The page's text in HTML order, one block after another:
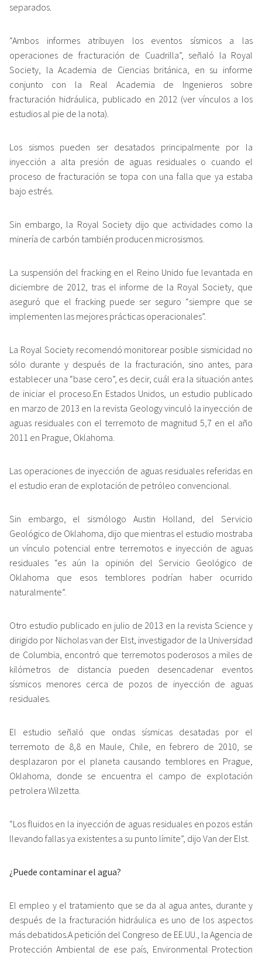
separados.
“Ambos informes atribuyen los eventos sísmicos a las
operaciones de fracturación de Cuadrilla”, señaló la Royal
Society, la Academia de Ciencias británica, en su informe
conjunto con la Real Academia de Ingenieros sobre
fracturación hidráulica, publicado en 2012 (ver vínculos a los
estudios al pie de la nota).
Los sismos pueden ser desatados principalmente por la
inyección a alta presión de aguas residuales o cuando el
proceso de fracturación se topa con una falla que ya estaba
bajo estrés.
Sin embargo, la Royal Society dijo que actividades como la
minería de carbón también producen microsismos.
La suspensión del fracking en el Reino Unido fue levantada en
diciembre de 2012, tras el informe de la Royal Society, que
aseguró que el fracking puede ser seguro “siempre que se
implementen las mejores prácticas operacionales”.
La Royal Society recomendó monitorear posible sismicidad no
sólo durante y después de la fracturación, sino antes, para
establecer una “base cero”, es decir, cuál era la situación antes
de iniciar el proceso.En Estados Unidos, un estudio publicado
en marzo de 2013 en la revista Geology vinculó la inyección de
aguas residuales con el terremoto de magnitud 5,7 en el año
2011 en Prague, Oklahoma.
Las operaciones de inyección de aguas residuales referidas en
el estudio eran de explotación de petróleo convencional.
Sin embargo, el sismólogo Austin Holland, del Servicio
Geológico de Oklahoma, dijo que mientras el estudio mostraba
un vínculo potencial entre terremotos e inyección de aguas
residuales “es aún la opinión del Servicio Geológico de
Oklahoma que esos temblores podrían haber ocurrido
naturalmente”.
Otro estudio publicado en julio de 2013 en la revista Science y
dirigido por Nicholas van der Elst, investigador de la Universidad
de Columbia, encontró que terremotos poderosos a miles de
kilómetros de distancia pueden desencadenar eventos
sísmicos menores cerca de pozos de inyección de aguas
residuales.
El estudio señaló que ondas sísmicas desatadas por el
terremoto de 8,8 en Maule, Chile, en febrero de 2010, se
desplazaron por el planeta causando temblores en Prague,
Oklahoma, donde se encuentra el campo de explotación
petrolera Wilzetta.
“Los fluidos en la inyección de aguas residuales en pozos están
llevando fallas ya existentes a su punto límite”, dijo Van der Elst.
¿Puede contaminar el agua?
El empleo y el tratamiento que se da al agua antes, durante y
después de la fracturación hidráulica es uno de los aspectos
más debatidos.A petición del Congreso de EE.UU., la Agencia de
Protección Ambiental de ese país, Environmental Protection